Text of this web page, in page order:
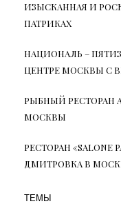
ИЗЫСКАННАЯ И
ПАТРИКАХ
НАЦИОНАЛЬ –
ЦЕНТРЕ МОСКВЫ С
РЫБНЫЙ РЕСТОРАН
МОСКВЫ
РЕСТОРАН «SALONE
ДМИТРОВКА В
ТЕМЫ